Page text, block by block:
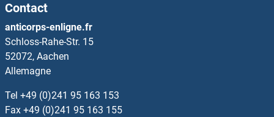
LYN Kits ELISA
LYPD1 Kits ELISA
LYPD2 Kits ELISA
LYPD4 Kits ELISA
Contact
anticorps-enligne.fr
Schloss-Rahe-Str. 15
52072, Aachen
Allemagne
Tel +49 (0)241 95 163 153
Fax +49 (0)241 95 163 155